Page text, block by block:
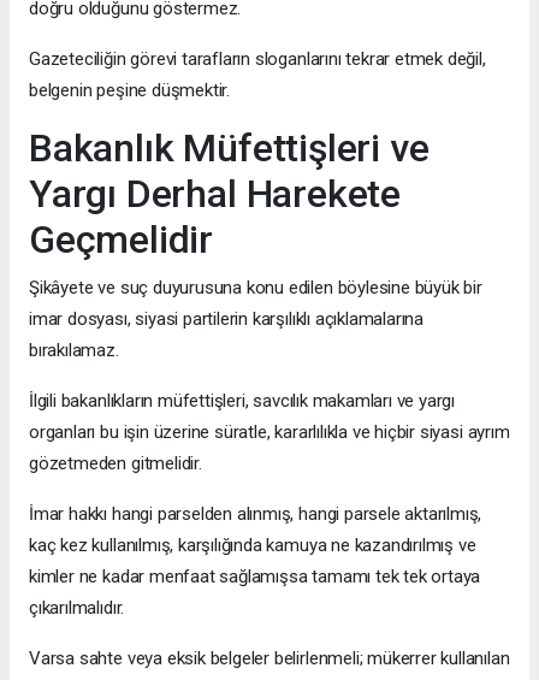
doğru olduğunu göstermez.
Gazeteciliğin görevi tarafların sloganlarını tekrar etmek değil,
belgenin peşine düşmektir.
Bakanlık Müfettişleri ve
Yargı Derhal Harekete
Geçmelidir
Şikâyete ve suç duyurusuna konu edilen böylesine büyük bir
imar dosyası, siyasi partilerin karşılıklı açıklamalarına
bırakılamaz.
İlgili bakanlıkların müfettişleri, savcılık makamları ve yargı
organları bu işin üzerine süratle, kararlılıkla ve hiçbir siyasi ayrım
gözetmeden gitmelidir.
İmar hakkı hangi parselden alınmış, hangi parsele aktarılmış,
kaç kez kullanılmış, karşılığında kamuya ne kazandırılmış ve
kimler ne kadar menfaat sağlamışsa tamamı tek tek ortaya
çıkarılmalıdır.
Varsa sahte veya eksik belgeler belirlenmeli; mükerrer kullanılan